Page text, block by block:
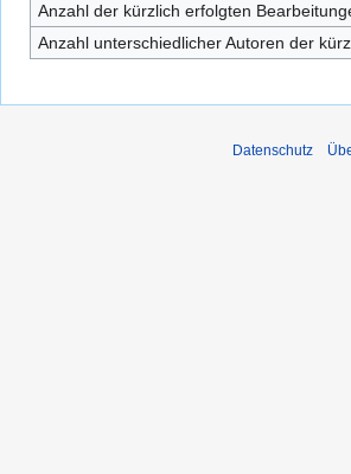
Anzahl der kürzlich erfolgten
Anzahl unterschiedlicher Autoren der
Datenschutz